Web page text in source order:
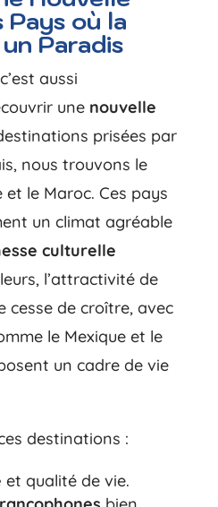
Pays où la
Paradis
aussi
une nouvelle
prisées par
nous trouvons le
et le Maroc. Ces pays
un climat agréable
culturelle
l’attractivité de
cesse de croître, avec
le Mexique et le
un cadre de vie
destinations :
et qualité de vie.